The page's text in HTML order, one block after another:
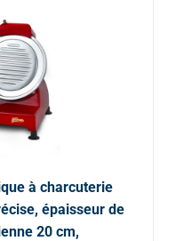
à charcuterie
épaisseur de
20 cm,